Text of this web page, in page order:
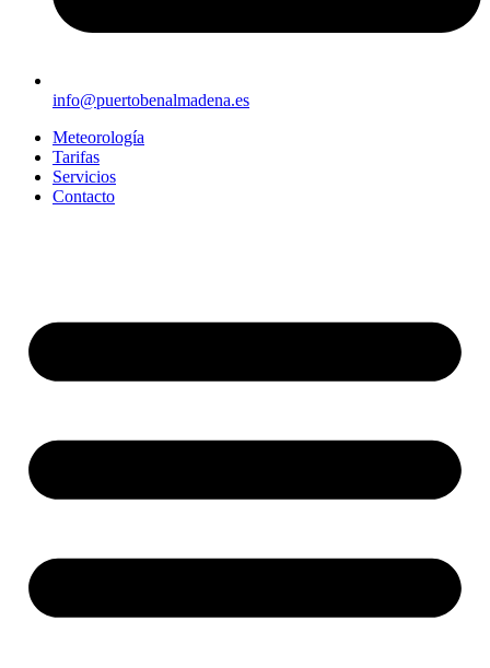
info@puertobenalmadena.es
Meteorología
Tarifas
Servicios
Contacto